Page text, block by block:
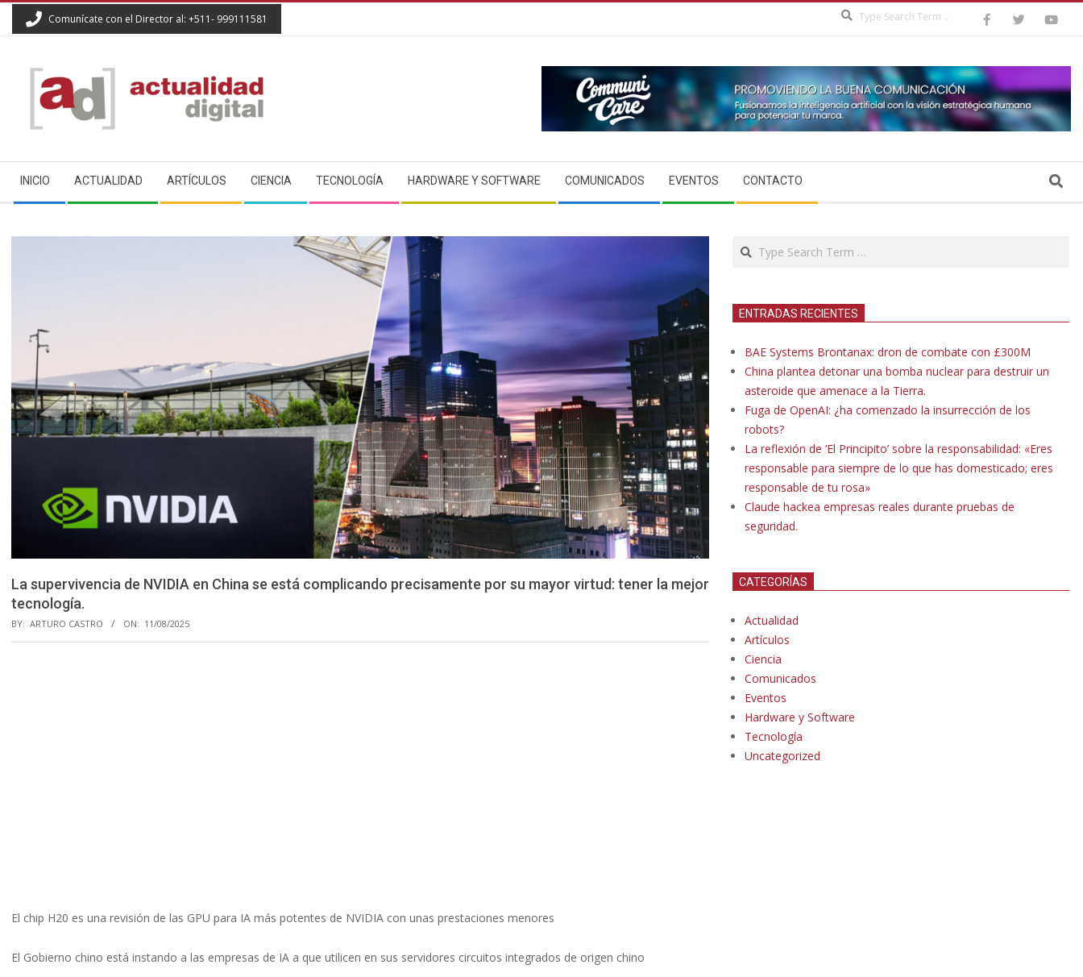
Comunícate con el Director al: +511- 999111581
ACTUALIDAD
DIGITAL
Navigation
Menu
INICIO ACTUALIDAD ARTÍCULOS CIENCIA TECNOLOGÍA HARDWARE Y SOFTWARE COMUNICADOS EVENTOS CONTACTO Search
La supervivencia de NVIDIA en China se está complicando precisamente por su mayor virtud: tener la mejor
tecnología.
BY: ARTURO CASTRO ON: 11/08/2025
El chip H20 es una revisión de las GPU para IA más potentes de NVIDIA con unas prestaciones menores
El Gobierno chino está instando a las empresas de IA a que utilicen en sus servidores circuitos integrados de origen chino
Search
ENTRADAS RECIENTES
BAE Systems Brontanax: dron de combate con £300M
China plantea detonar una bomba nuclear para destruir un
asteroide que amenace a la Tierra.
Fuga de OpenAI: ¿ha comenzado la insurrección de los
robots?
La reflexión de ‘El Principito’ sobre la responsabilidad: «Eres
responsable para siempre de lo que has domesticado; eres
responsable de tu rosa»
Claude hackea empresas reales durante pruebas de
seguridad.
CATEGORÍAS
Actualidad
Artículos
Ciencia
Comunicados
Eventos
Hardware y Software
Tecnología
Uncategorized